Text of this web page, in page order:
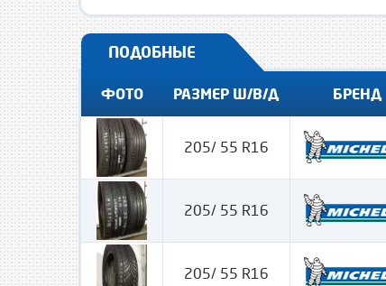
ПОДОБНЫЕ
ФОТО РАЗМЕР Ш/В/Д БРЕНД
205/ 55 R16
205/ 55 R16
205/ 55 R16